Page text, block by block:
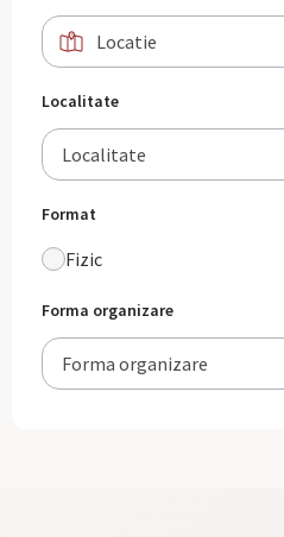
Localitate
Localitate
Format
Fizic
Forma organizare
Forma organizare